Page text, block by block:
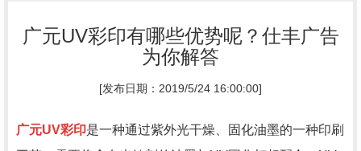
广元UV彩印有哪些优势呢？仕丰广告
为你解答
[发布日期：2019/5/24 16:00:00]
广元UV彩印是一种通过紫外光干燥、固化油墨的一种印刷